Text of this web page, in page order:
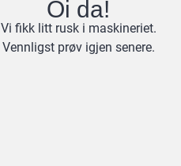
Oi da!
Vi fikk litt rusk i maskineriet.
Vennligst prøv igjen senere.